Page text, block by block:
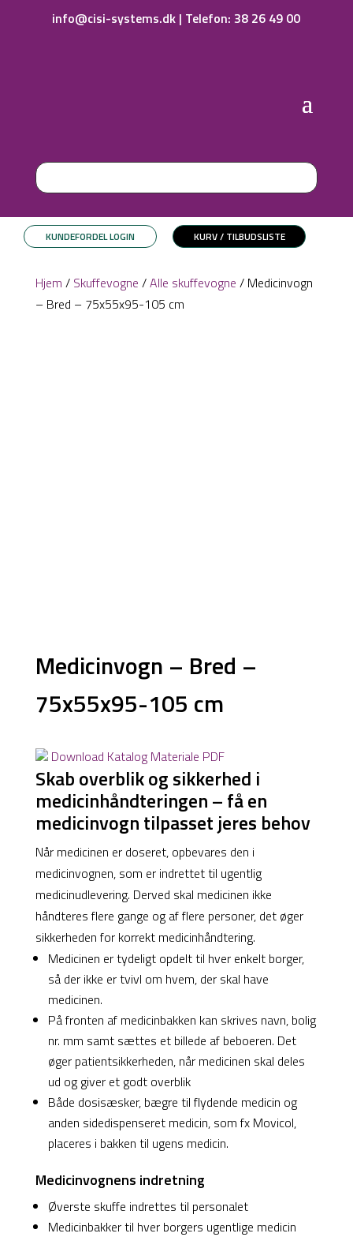
info@cisi-systems.dk | Telefon: 38 26 49 00
KUNDEFORDEL LOGIN KURV / TILBUDSLISTE
Hjem / Skuffevogne /Alle skuffevogne / Medicinvogn
– Bred – 75x55x95-105 cm
Medicinvogn – Bred –
75x55x95-105 cm
Download Katalog Materiale PDF
Skab overblik og sikkerhed i
medicinhåndteringen – få en
medicinvogn tilpasset jeres behov
Når medicinen er doseret, opbevares den i
medicinvognen, som er indrettet til ugentlig
medicinudlevering. Derved skal medicinen ikke
håndteres flere gange og af flere personer, det øger
sikkerheden for korrekt medicinhåndtering.
Medicinen er tydeligt opdelt til hver enkelt borger,
så der ikke er tvivl om hvem, der skal have
medicinen.
På fronten af medicinbakken kan skrives navn, bolig
nr. mm samt sættes et billede af beboeren. Det
øger patientsikkerheden, når medicinen skal deles
ud og giver et godt overblik
Både dosisæsker, bægre til flydende medicin og
anden sidedispenseret medicin, som fx Movicol,
placeres i bakken til ugens medicin.
Medicinvognens indretning
Øverste skuffe indrettes til personalet
Medicinbakker til hver borgers ugentlige medicin